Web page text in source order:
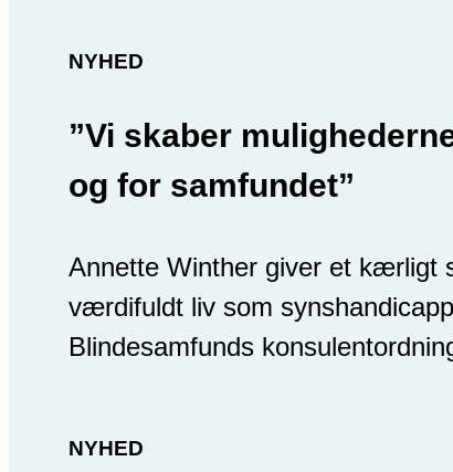
NYHED
”Vi skaber
og for samfundet”
Annette Winther giver et kærligt
værdifuldt liv som
Blindesamfunds
NYHED